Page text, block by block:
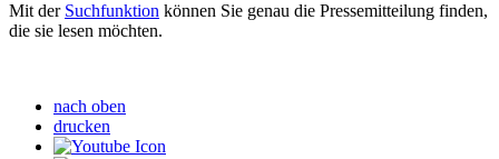
Mit der Suchfunktion können Sie genau die Pressemitteilung finden,
die sie lesen möchten.
nach oben
drucken